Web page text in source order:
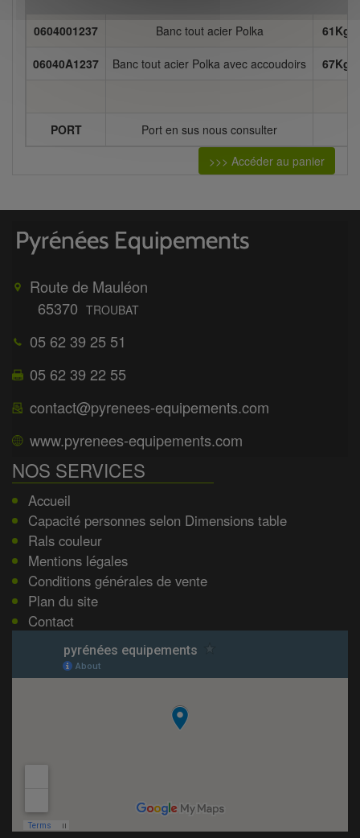
0604001237 Banc tout acier Polka 61Kg
06040A1237 Banc tout acier Polka avec accoudoirs 67Kg
PORT
Port en sus nous consulter
>>> Accéder au panier
Route de Mauléon
65370 TROUBAT
05 62 39 25 51
05 62 39 22 55
contact@pyrenees-equipements.com
www.pyrenees-equipements.com
NOS SERVICES
Accueil
Capacité personnes selon Dimensions table
Rals couleur
Mentions légales
Conditions générales de vente
Plan du site
Contact